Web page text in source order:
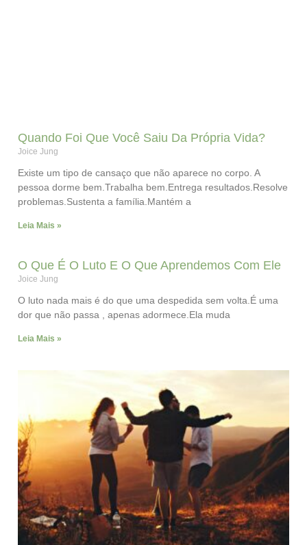
Quando Foi Que Você Saiu Da Própria Vida?
Joice Jung
Existe um tipo de cansaço que não aparece no corpo. A
pessoa dorme bem.Trabalha bem.Entrega resultados.Resolve
problemas.Sustenta a família.Mantém a
Leia Mais »
O Que É O Luto E O Que Aprendemos Com Ele
Joice Jung
O luto nada mais é do que uma despedida sem volta.É uma
dor que não passa , apenas adormece.Ela muda
Leia Mais »